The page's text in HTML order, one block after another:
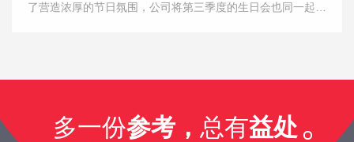
了营造浓厚的节日氛围，公司将第三季度的生日会也同一起举
多一份参考， 总有益处